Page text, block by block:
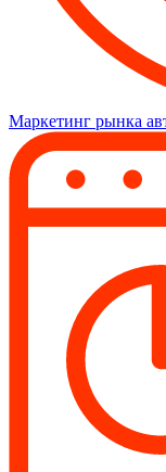
Маркетинг рынка